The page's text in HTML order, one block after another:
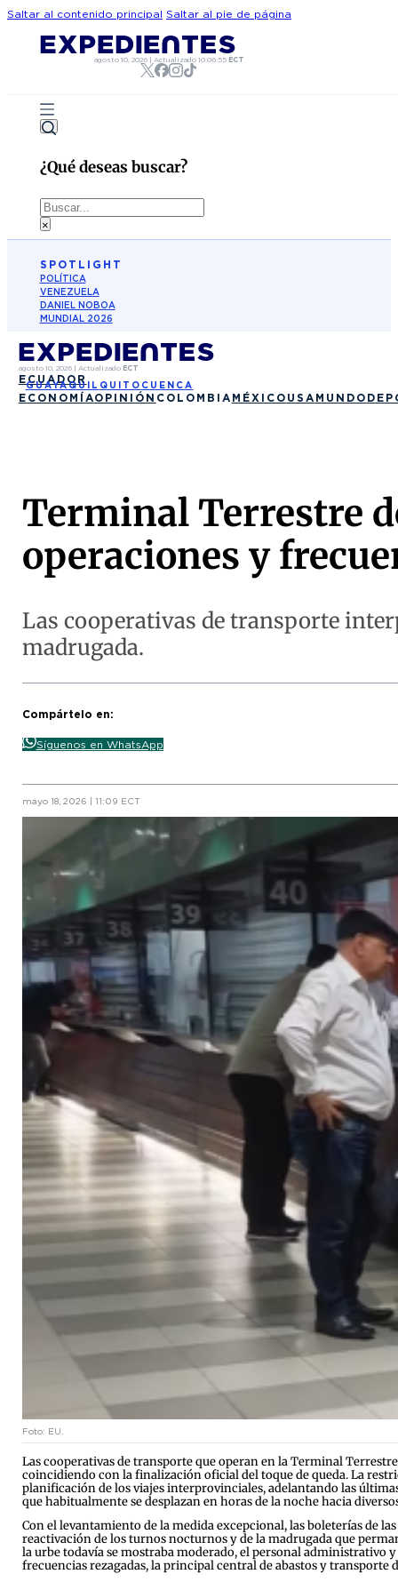
Saltar al contenido principal Saltar al pie de página
agosto 10, 2026| Actualizado 10:06:55 ECT
¿Qué deseas buscar?
Buscar
×
SPOTLIGHT
POLÍTICA
VENEZUELA
DANIEL NOBOA
MUNDIAL 2026
agosto 10, 2026| Actualizado ECT
ECUADOR
GUAYAQUIL QUITO CUENCA
ECONOMÍAOPINIÓN COLOMBIA MÉXICO USA MUNDO
Terminal Terrestre
operaciones y
Las cooperativas de transporte
madrugada.
Compártelo en:
Síguenos en WhatsApp
mayo 18, 2026 | 11:09 ECT
Foto: EU.
Las cooperativas de transporte que operan en la Terminal
coincidiendo con la finalización oficial del toque de queda. La
planificación de los viajes interprovinciales, adelantando las
que habitualmente se desplazan en horas de la noche hacia
Con el levantamiento de la medida excepcional, las boleterías de
reactivación de los turnos nocturnos y de la madrugada que
la urbe todavía se mostraba moderado, el personal administrativo
frecuencias rezagadas, la principal central de abastos y